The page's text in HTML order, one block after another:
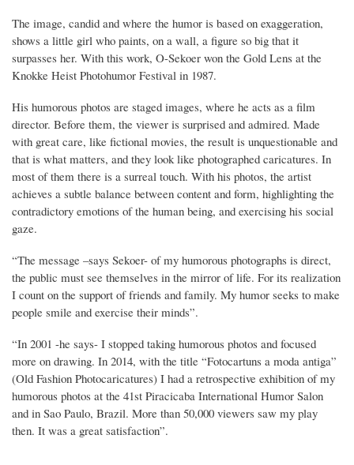
The image, candid and where the humor is based on exaggeration,
shows a little girl who paints, on a wall, a figure so big that it
surpasses her. With this work, O-Sekoer won the Gold Lens at the
Knokke Heist Photohumor Festival in 1987.
His humorous photos are staged images, where he acts as a film
director. Before them, the viewer is surprised and admired. Made
with great care, like fictional movies, the result is unquestionable and
that is what matters, and they look like photographed caricatures. In
most of them there is a surreal touch. With his photos, the artist
achieves a subtle balance between content and form, highlighting the
contradictory emotions of the human being, and exercising his social
gaze.
“The message –says Sekoer- of my humorous photographs is direct,
the public must see themselves in the mirror of life. For its realization
I count on the support of friends and family. My humor seeks to make
people smile and exercise their minds”.
“In 2001 -he says- I stopped taking humorous photos and focused
more on drawing. In 2014, with the title “Fotocartuns a moda antiga”
(Old Fashion Photocaricatures) I had a retrospective exhibition of my
humorous photos at the 41st Piracicaba International Humor Salon
and in Sao Paulo, Brazil. More than 50,000 viewers saw my play
then. It was a great satisfaction”.